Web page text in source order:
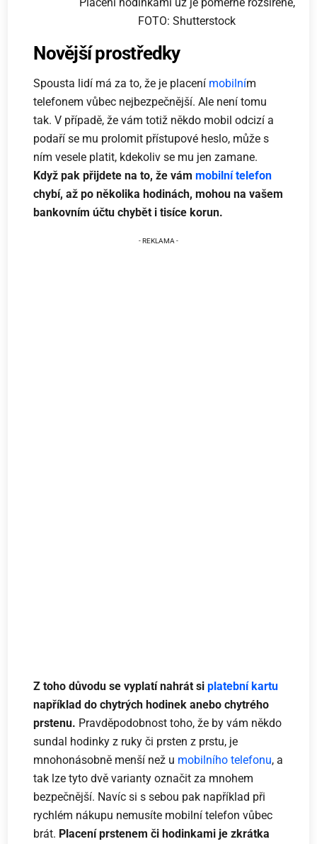
Placení hodinkami už je poměrně rozšířené,
FOTO: Shutterstock
Novější prostředky
Spousta lidí má za to, že je placení mobilním
telefonem vůbec nejbezpečnější. Ale není tomu
tak. V případě, že vám totiž někdo mobil odcizí a
podaří se mu prolomit přístupové heslo, může s
ním vesele platit, kdekoliv se mu jen zamane.
Když pak přijdete na to, že vámmobilní telefon
chybí, až po několika hodinách, mohou na vašem
bankovním účtu chybět i tisíce korun.
Z toho důvodu se vyplatí nahrát siplatební kartu
například do chytrých hodinek anebo chytrého
prstenu. Pravděpodobnost toho, že by vám někdo
sundal hodinky z ruky či prsten z prstu, je
mnohonásobně menší než u mobilního telefonu, a
tak lze tyto dvě varianty označit za mnohem
bezpečnější. Navíc si s sebou pak například při
rychlém nákupu nemusíte mobilní telefon vůbec
brát. Placení prstenem či hodinkami je zkrátka